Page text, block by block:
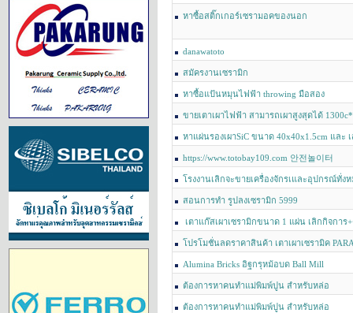
หาซื้อสติ๊กเกอร์เซรามอคของนอก
danawatoto
สมัครงานเซรามิก
หาซื้อแป้นหมุนไฟฟ้า throwing มือสอง
ขายเตาเผาไฟฟ้า สามารถเผาสูงสุดได้ 1300c*
หาแผ่นรองเผาSiC ขนาด 40x40x1.5cm และ
https://www.totobay109.com 안전놀이터
โรงงานเลิกจะขายเครื่องจักรเและอุปกรณ์ทั่ง
เตาเผา3ใบเครื่องฉีดนำ้ดิน จิ้กเกอร์10ชุด
สอนการทำ รูปลงเซรามิก 5999
เตาแก๊สเผาเซรามิกขนาด 1 แผ่น เลิกกิจการ
ด่วนมากๆๆ
โปรโมชั่นลดราคาสินค้า เตาเผาเซรามิค
Alumina Bricks อิฐกรุหม้อบด Ball Mill
ต้องการหาคนทำแม่พิมพ์ปูน สำหรับหล่อ
ต้องการหาคนทำแม่พิมพ์ปูน สำหรับหล่อ